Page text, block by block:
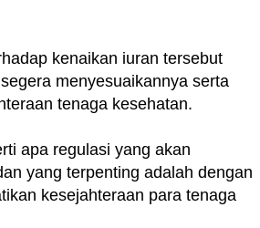
kenaikan iuran tersebut
menyesuaikannya serta
tenaga kesehatan.
apa regulasi yang akan
yang terpenting adalah dengan
kesejahteraan para tenaga